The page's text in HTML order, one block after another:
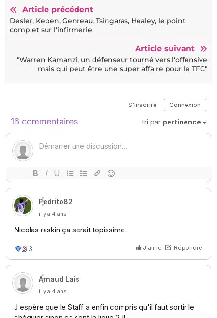
Article précédent
Desler, Keben, Genreau, Tsingaras, Healey, le point
complet sur l'infirmerie
Article suivant
"Warren Kamanzi, un défenseur tourné vers l'offensive
mais qui peut être une super affaire pour le TFC"